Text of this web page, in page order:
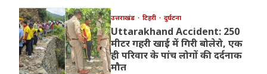
उत्तराखंड टिहरी दुर्घटना
Uttarakhand Accident: 250
मीटर गहरी खाई में गिरी बोलेरो, एक
ही परिवार के पांच लोगों की दर्दनाक
मौत